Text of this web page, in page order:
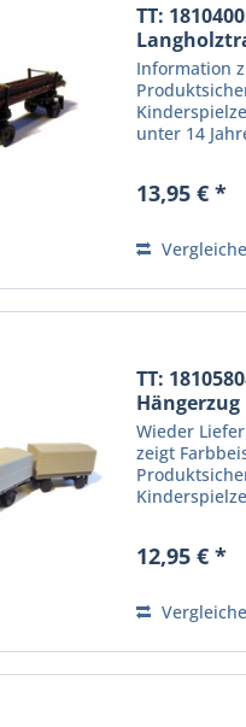
TT:
Information
unter 14
Protoy
Mail:...
13,95 € *
TT:
Wieder
zeigt
und
12,95 € *